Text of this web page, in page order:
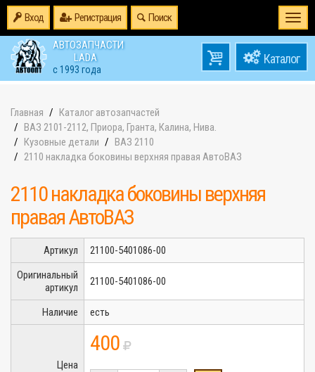
Вход Регистрация Поиск
АВТОЗАПЧАСТИ
LADA
с 1993 года
товаров0
на0
Главная
Каталог автозапчастей
ВАЗ 2101-2112, Приора, Гранта, Калина, Нива.
Кузовные детали
ВАЗ 2110
2110 накладка боковины верхняя правая АвтоВАЗ
2110 накладка боковины верхняя
правая АвтоВАЗ
Артикул
21100-5401086-00
Оригинальный
артикул
21100-5401086-00
Наличие есть
Цена
400